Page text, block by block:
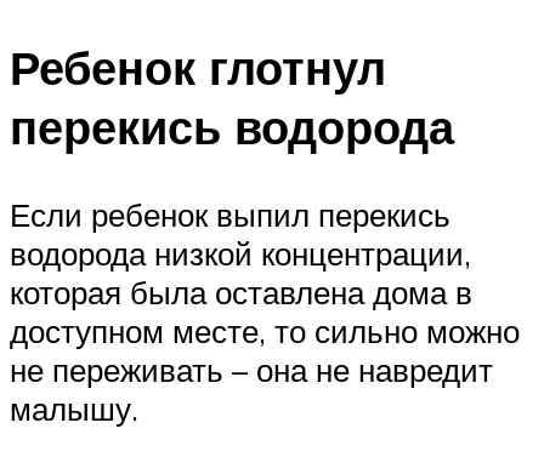
Ребенок глотнул
перекись водорода
Если ребенок выпил перекись
водорода низкой концентрации,
которая была оставлена дома в
доступном месте, то сильно можно
не переживать – она не навредит
малышу.